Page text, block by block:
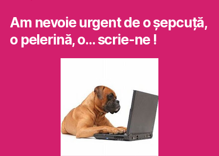
Am nevoie urgent de o şepcuţă,
o pelerină, o… scrie-ne !